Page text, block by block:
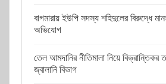
বাগমারায় ইউপি সদস্য শহিদুলের বিরুদ্ধে
অভিযোগ
তেল আমদানির নীতিমালা নিয়ে
জ্বালানি বিভাগ